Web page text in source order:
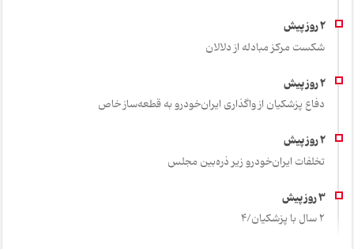
شکست مرکز مبادله از دلالان
دفاع پزشکیان از واگذاری ایران‌خودرو به قطعه‌ساز خاص
تخلفات ایران‌خودرو زیر ذره‌بین مجلس
2 سال با پزشکیان/4